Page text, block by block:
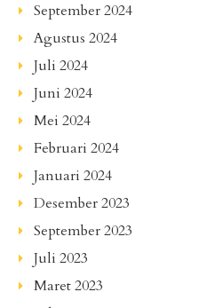
September 2024
Agustus 2024
Juli 2024
Juni 2024
Mei 2024
Februari 2024
Januari 2024
Desember 2023
September 2023
Juli 2023
Maret 2023